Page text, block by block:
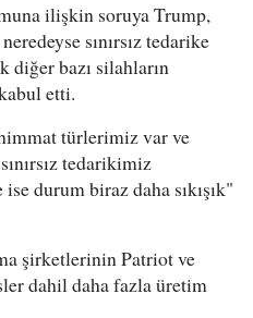
ilişkin soruya Trump,
sınırsız tedarike
diğer bazı silahların
etti.
türlerimiz var ve
tedarikimiz
durum biraz daha sıkışık"
şirketlerinin Patriot ve
dahil daha fazla üretim